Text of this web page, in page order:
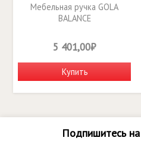
Мебельная ручка GOLA
BALANCE
5 401,00₽
Купить
Подпишитесь